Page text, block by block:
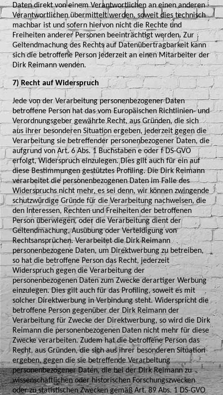
Daten direkt von einem Verantwortlichen an einen anderen
Verantwortlichen übermittelt werden, soweit dies technisch
machbar ist und sofern hiervon nicht die Rechte und
Freiheiten anderer Personen beeinträchtigt werden. Zur
Geltendmachung des Rechts auf Datenübertragbarkeit kann
sich die betroffene Person jederzeit an einen Mitarbeiter der
Dirk Reimann wenden.
7) Recht auf Widerspruch
Jede von der Verarbeitung personenbezogener Daten
betroffene Person hat das vom Europäischen Richtlinien- und
Verordnungsgeber gewährte Recht, aus Gründen, die sich
aus ihrer besonderen Situation ergeben, jederzeit gegen die
Verarbeitung sie betreffender personenbezogener Daten, die
aufgrund von Art. 6 Abs. 1 Buchstaben e oder f DS-GVO
erfolgt, Widerspruch einzulegen. Dies gilt auch für ein auf
diese Bestimmungen gestütztes Profiling. Die Dirk Reimann
verarbeitet die personenbezogenen Daten im Falle des
Widerspruchs nicht mehr, es sei denn, wir können zwingende
schutzwürdige Gründe für die Verarbeitung nachweisen, die
den Interessen, Rechten und Freiheiten der betroffenen
Person überwiegen, oder die Verarbeitung dient der
Geltendmachung, Ausübung oder Verteidigung von
Rechtsansprüchen. Verarbeitet die Dirk Reimann
personenbezogene Daten, um Direktwerbung zu betreiben,
so hat die betroffene Person das Recht, jederzeit
Widerspruch gegen die Verarbeitung der
personenbezogenen Daten zum Zwecke derartiger Werbung
einzulegen. Dies gilt auch für das Profiling, soweit es mit
solcher Direktwerbung in Verbindung steht. Widerspricht die
betroffene Person gegenüber der Dirk Reimann der
Verarbeitung für Zwecke der Direktwerbung, so wird die Dirk
Reimann die personenbezogenen Daten nicht mehr für diese
Zwecke verarbeiten. Zudem hat die betroffene Person das
Recht, aus Gründen, die sich aus ihrer besonderen Situation
ergeben, gegen die sie betreffende Verarbeitung
personenbezogener Daten, die bei der Dirk Reimann zu
wissenschaftlichen oder historischen Forschungszwecken
oder zu statistischen Zwecken gemäß Art. 89 Abs. 1 DS-GVO